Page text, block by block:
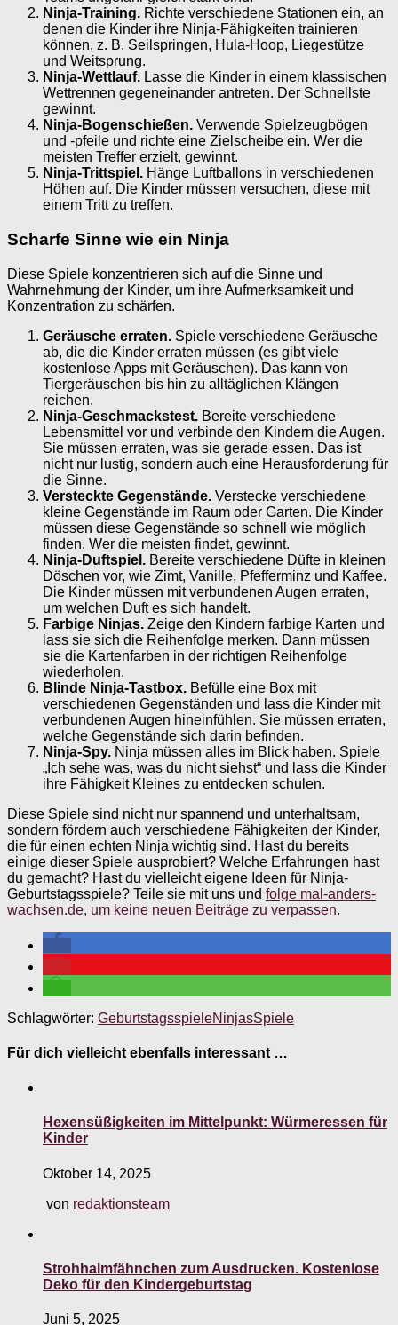
Ninja-Training. Richte verschiedene Stationen ein, an
denen die Kinder ihre Ninja-Fähigkeiten trainieren
können, z. B. Seilspringen, Hula-Hoop, Liegestütze
und Weitsprung.
Ninja-Wettlauf. Lasse die Kinder in einem klassischen
Wettrennen gegeneinander antreten. Der Schnellste
gewinnt.
Ninja-Bogenschießen. Verwende Spielzeugbögen
und -pfeile und richte eine Zielscheibe ein. Wer die
meisten Treffer erzielt, gewinnt.
Ninja-Trittspiel. Hänge Luftballons in verschiedenen
Höhen auf. Die Kinder müssen versuchen, diese mit
einem Tritt zu treffen.
Scharfe Sinne wie ein Ninja
Diese Spiele konzentrieren sich auf die Sinne und
Wahrnehmung der Kinder, um ihre Aufmerksamkeit und
Konzentration zu schärfen.
Geräusche erraten. Spiele verschiedene Geräusche
ab, die die Kinder erraten müssen (es gibt viele
kostenlose Apps mit Geräuschen). Das kann von
Tiergeräuschen bis hin zu alltäglichen Klängen
reichen.
Ninja-Geschmackstest. Bereite verschiedene
Lebensmittel vor und verbinde den Kindern die Augen.
Sie müssen erraten, was sie gerade essen. Das ist
nicht nur lustig, sondern auch eine Herausforderung für
die Sinne.
Versteckte Gegenstände. Verstecke verschiedene
kleine Gegenstände im Raum oder Garten. Die Kinder
müssen diese Gegenstände so schnell wie möglich
finden. Wer die meisten findet, gewinnt.
Ninja-Duftspiel. Bereite verschiedene Düfte in kleinen
Döschen vor, wie Zimt, Vanille, Pfefferminz und Kaffee.
Die Kinder müssen mit verbundenen Augen erraten,
um welchen Duft es sich handelt.
Farbige Ninjas. Zeige den Kindern farbige Karten und
lass sie sich die Reihenfolge merken. Dann müssen
sie die Kartenfarben in der richtigen Reihenfolge
wiederholen.
Blinde Ninja-Tastbox. Befülle eine Box mit
verschiedenen Gegenständen und lass die Kinder mit
verbundenen Augen hineinfühlen. Sie müssen erraten,
welche Gegenstände sich darin befinden.
Ninja-Spy. Ninja müssen alles im Blick haben. Spiele
„Ich sehe was, was du nicht siehst“ und lass die Kinder
ihre Fähigkeit Kleines zu entdecken schulen.
Diese Spiele sind nicht nur spannend und unterhaltsam,
sondern fördern auch verschiedene Fähigkeiten der Kinder,
die für einen echten Ninja wichtig sind. Hast du bereits
einige dieser Spiele ausprobiert? Welche Erfahrungen hast
du gemacht? Hast du vielleicht eigene Ideen für Ninja-
Geburtstagsspiele? Teile sie mit uns und folge mal-anders-
wachsen.de, um keine neuen Beiträge zu verpassen.
Schlagwörter: GeburtstagsspieleNinjasSpiele
Für dich vielleicht ebenfalls interessant …
Hexensüßigkeiten im Mittelpunkt: Würmeressen für
Kinder
Oktober 14, 2025
von redaktionsteam
Strohhalmfähnchen zum Ausdrucken. Kostenlose
Deko für den Kindergeburtstag
Juni 5, 2025